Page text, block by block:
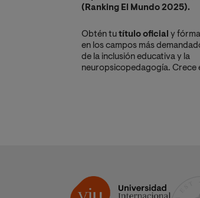
(Ranking El Mundo 2025).
Obtén tutítulo oficial y
en los campos más
de la inclusión educativa y la
neuropsicopedagogía. Crece